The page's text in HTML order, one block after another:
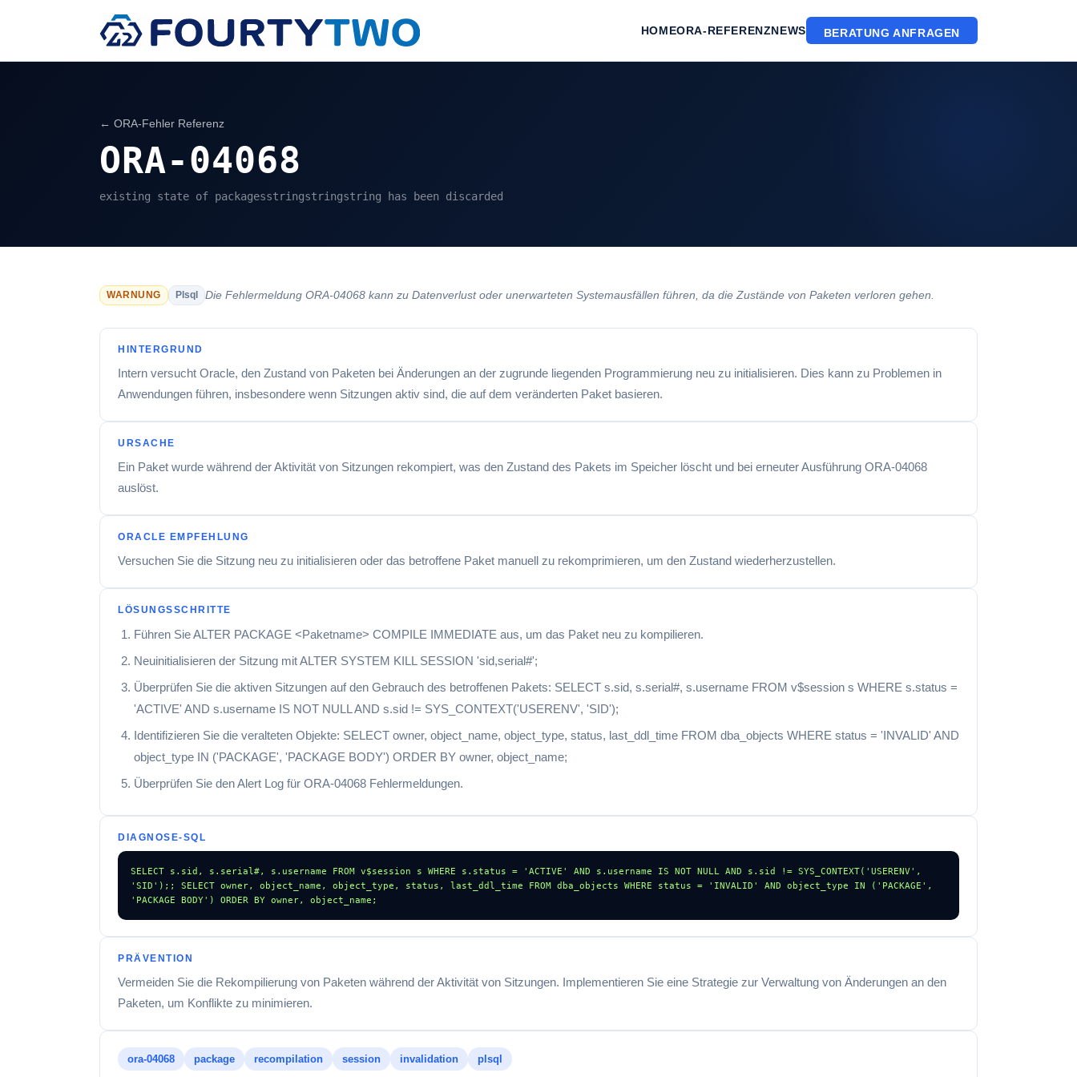
HOMEORA-REFERENZNEWS BERATUNG ANFRAGEN
← ORA-Fehler Referenz
ORA-04068
existing state of packagesstringstringstring has been discarded
WARNUNG Plsql Die Fehlermeldung ORA-04068 kann zu Datenverlust oder unerwarteten Systemausfällen führen, da die Zustände von Paketen verloren gehen.
HINTERGRUND
Intern versucht Oracle, den Zustand von Paketen bei Änderungen an der zugrunde liegenden Programmierung neu zu initialisieren. Dies kann zu Problemen in
Anwendungen führen, insbesondere wenn Sitzungen aktiv sind, die auf dem veränderten Paket basieren.
URSACHE
Ein Paket wurde während der Aktivität von Sitzungen rekompiert, was den Zustand des Pakets im Speicher löscht und bei erneuter Ausführung ORA-04068
auslöst.
ORACLE EMPFEHLUNG
Versuchen Sie die Sitzung neu zu initialisieren oder das betroffene Paket manuell zu rekomprimieren, um den Zustand wiederherzustellen.
LÖSUNGSSCHRITTE
Führen Sie ALTER PACKAGE <Paketname> COMPILE IMMEDIATE aus, um das Paket neu zu kompilieren.
Neuinitialisieren der Sitzung mit ALTER SYSTEM KILL SESSION 'sid,serial#';
Überprüfen Sie die aktiven Sitzungen auf den Gebrauch des betroffenen Pakets: SELECT s.sid, s.serial#, s.username FROM v$session s WHERE s.status =
'ACTIVE' AND s.username IS NOT NULL AND s.sid != SYS_CONTEXT('USERENV', 'SID');
Identifizieren Sie die veralteten Objekte: SELECT owner, object_name, object_type, status, last_ddl_time FROM dba_objects WHERE status = 'INVALID' AND
object_type IN ('PACKAGE', 'PACKAGE BODY') ORDER BY owner, object_name;
Überprüfen Sie den Alert Log für ORA-04068 Fehlermeldungen.
DIAGNOSE-SQL
SELECT s.sid, s.serial#, s.username FROM v$session s WHERE s.status = 'ACTIVE' AND s.username IS NOT NULL AND s.sid != SYS_CONTEXT('USERENV',
'SID');; SELECT owner, object_name, object_type, status, last_ddl_time FROM dba_objects WHERE status = 'INVALID' AND object_type IN ('PACKAGE',
'PACKAGE BODY') ORDER BY owner, object_name;
PRÄVENTION
Vermeiden Sie die Rekompilierung von Paketen während der Aktivität von Sitzungen. Implementieren Sie eine Strategie zur Verwaltung von Änderungen an den
Paketen, um Konflikte zu minimieren.
ora-04068 package recompilation session invalidation plsql